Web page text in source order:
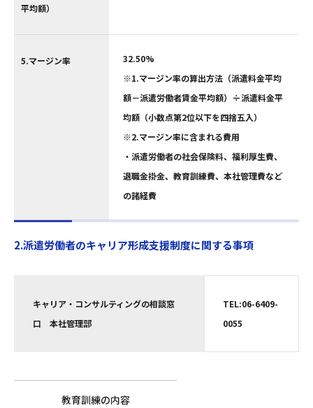
平均額）
5.マージン率
32.50%
※1.マージン率の算出方法（派遣料金平均
額－派遣労働者賃金平均額）÷派遣料金平
均額（小数点第2位以下を四捨五入）
※2.マージン率に含まれる費用
・派遣労働者の社会保険料、福利厚生費、
退職金掛金、教育訓練費、本社管理費など
の諸経費
2.派遣労働者のキャリア形成支援制度に関する事項
キャリア・コンサルティングの相談窓
口 本社管理部
TEL:06-6409-
0055
教育訓練の内容